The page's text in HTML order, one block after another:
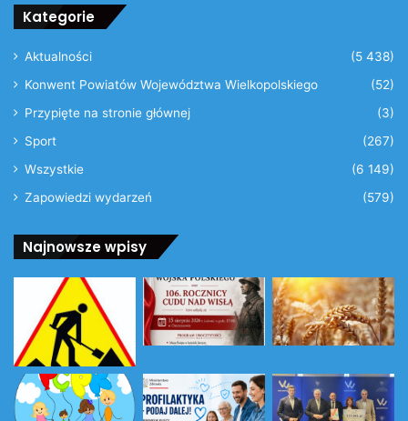
Kategorie
Aktualności
(5 438)
Konwent Powiatów Województwa Wielkopolskiego
(52)
Przypięte na stronie głównej
(3)
Sport
(267)
Wszystkie
(6 149)
Zapowiedzi wydarzeń
(579)
Najnowsze wpisy